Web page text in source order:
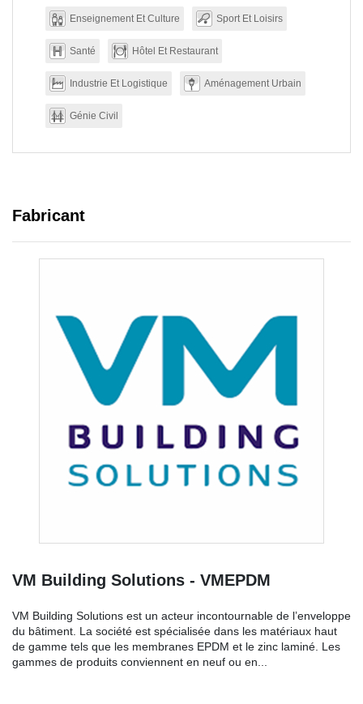
Enseignement Et Culture Sport Et Loisirs
Santé Hôtel Et Restaurant
Industrie Et Logistique Aménagement Urbain
Génie Civil
Fabricant
VM Building Solutions - VMEPDM
VM Building Solutions est un acteur incontournable de l’enveloppe
du bâtiment. La société est spécialisée dans les matériaux haut
de gamme tels que les membranes EPDM et le zinc laminé. Les
gammes de produits conviennent en neuf ou en...